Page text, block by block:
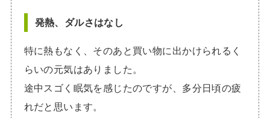
発熱、ダルさはなし
特に熱もなく、そのあと買い物に出かけられるく
らいの元気はありました。
途中スゴく眠気を感じたのですが、多分日頃の疲
れだと思います。